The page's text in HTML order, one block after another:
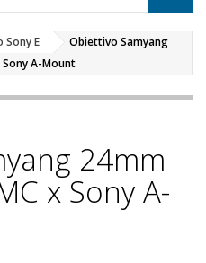
Sony E
Obiettivo Samyang
Sony A-Mount
24mm
x Sony A-